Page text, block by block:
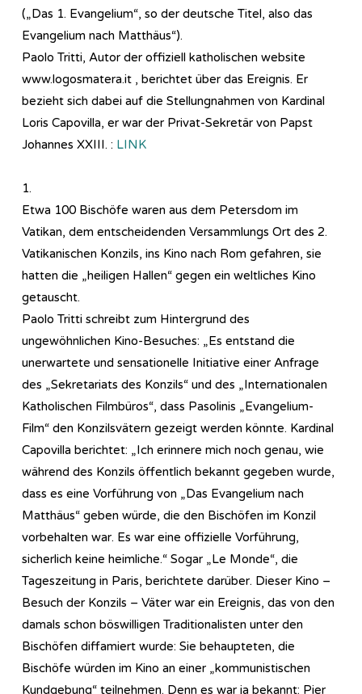
(„Das 1. Evangelium“, so der deutsche Titel, also das
Evangelium nach Matthäus“).
Paolo Tritti, Autor der offiziell katholischen website
www.logosmatera.it , berichtet über das Ereignis. Er
bezieht sich dabei auf die Stellungnahmen von Kardinal
Loris Capovilla, er war der Privat-Sekretär von Papst
Johannes XXIII. : LINK
1.
Etwa 100 Bischöfe waren aus dem Petersdom im
Vatikan, dem entscheidenden Versammlungs Ort des 2.
Vatikanischen Konzils, ins Kino nach Rom gefahren, sie
hatten die „heiligen Hallen“ gegen ein weltliches Kino
getauscht.
Paolo Tritti schreibt zum Hintergrund des
ungewöhnlichen Kino-Besuches: „Es entstand die
unerwartete und sensationelle Initiative einer Anfrage
des „Sekretariats des Konzils“ und des „Internationalen
Katholischen Filmbüros“, dass Pasolinis „Evangelium-
Film“ den Konzilsvätern gezeigt werden könnte. Kardinal
Capovilla berichtet: „Ich erinnere mich noch genau, wie
während des Konzils öffentlich bekannt gegeben wurde,
dass es eine Vorführung von „Das Evangelium nach
Matthäus“ geben würde, die den Bischöfen im Konzil
vorbehalten war. Es war eine offizielle Vorführung,
sicherlich keine heimliche.“ Sogar „Le Monde“, die
Tageszeitung in Paris, berichtete darüber. Dieser Kino –
Besuch der Konzils – Väter war ein Ereignis, das von den
damals schon böswilligen Traditionalisten unter den
Bischöfen diffamiert wurde: Sie behaupteten, die
Bischöfe würden im Kino an einer „kommunistischen
Kundgebung“ teilnehmen. Denn es war ja bekannt: Pier